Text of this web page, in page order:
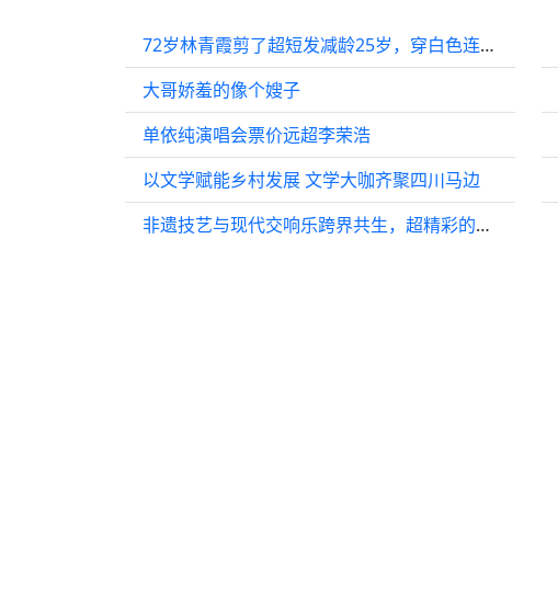
72岁林青霞剪了超短发减龄25岁，穿白色连衣裙，完全没有大妈味
大哥娇羞的像个嫂子
单依纯演唱会票价远超李荣浩
以文学赋能乡村发展 文学大咖齐聚四川马边
非遗技艺与现代交响乐跨界共生，超精彩的文化盛宴不容错过